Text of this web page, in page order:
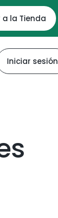
a la Tienda
Iniciar sesión